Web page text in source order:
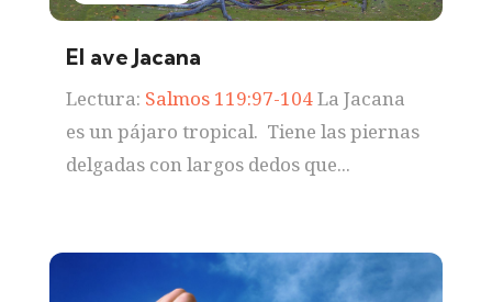
El ave Jacana
Lectura: Salmos 119:97-104La Jacana
es un pájaro tropical. Tiene las piernas
delgadas con largos dedos que...